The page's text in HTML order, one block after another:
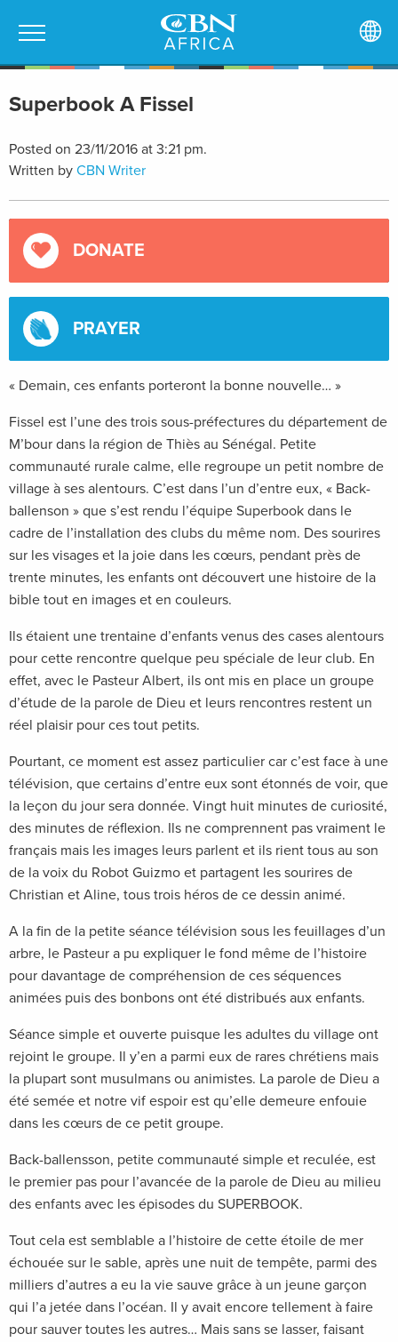
Superbook A Fissel
Posted on 23/11/2016 at 3:21 pm.
Written by CBN Writer
DONATE
PRAYER
« Demain, ces enfants porteront la bonne nouvelle… »
Fissel est l’une des trois sous-préfectures du département de
M’bour dans la région de Thiès au Sénégal. Petite
communauté rurale calme, elle regroupe un petit nombre de
village à ses alentours. C’est dans l’un d’entre eux, « Back-
ballenson » que s’est rendu l’équipe Superbook dans le
cadre de l’installation des clubs du même nom. Des sourires
sur les visages et la joie dans les cœurs, pendant près de
trente minutes, les enfants ont découvert une histoire de la
bible tout en images et en couleurs.
Ils étaient une trentaine d’enfants venus des cases alentours
pour cette rencontre quelque peu spéciale de leur club. En
effet, avec le Pasteur Albert, ils ont mis en place un groupe
d’étude de la parole de Dieu et leurs rencontres restent un
réel plaisir pour ces tout petits.
Pourtant, ce moment est assez particulier car c’est face à une
télévision, que certains d’entre eux sont étonnés de voir, que
la leçon du jour sera donnée. Vingt huit minutes de curiosité,
des minutes de réflexion. Ils ne comprennent pas vraiment le
français mais les images leurs parlent et ils rient tous au son
de la voix du Robot Guizmo et partagent les sourires de
Christian et Aline, tous trois héros de ce dessin animé.
A la fin de la petite séance télévision sous les feuillages d’un
arbre, le Pasteur a pu expliquer le fond même de l’histoire
pour davantage de compréhension de ces séquences
animées puis des bonbons ont été distribués aux enfants.
Séance simple et ouverte puisque les adultes du village ont
rejoint le groupe. Il y’en a parmi eux de rares chrétiens mais
la plupart sont musulmans ou animistes. La parole de Dieu a
été semée et notre vif espoir est qu’elle demeure enfouie
dans les cœurs de ce petit groupe.
Back-ballensson, petite communauté simple et reculée, est
le premier pas pour l’avancée de la parole de Dieu au milieu
des enfants avec les épisodes du SUPERBOOK.
Tout cela est semblable a l’histoire de cette étoile de mer
échouée sur le sable, après une nuit de tempête, parmi des
milliers d’autres a eu la vie sauve grâce à un jeune garçon
qui l’a jetée dans l’océan. Il y avait encore tellement à faire
pour sauver toutes les autres… Mais sans se lasser, faisant